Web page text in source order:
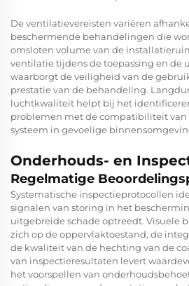
De ventilatievereisten variëren
beschermende behandelingen die
omsloten volume van de
ventilatie tijdens de toepassing en de
waarborgt de veiligheid van de
prestatie van de behandeling.
luchtkwaliteit helpt bij het
problemen met de compatibiliteit van
systeem in gevoelige
Onderhouds- en
Regelmatige
Systematische inspectieprotocollen
signalen van storing in het
uitgebreide schade optreedt. Visuele
zich op de oppervlaktoestand, de
de kwaliteit van de hechting van de
van inspectieresultaten levert
het voorspellen van